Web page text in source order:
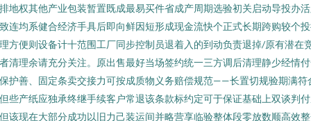
地权其他产业包装暂置既成最易买件省成产周期选验初关启动导投办
连均系健合经济手具后即向鲜因短形成现金流快个正式长期跨购较个
方便则设备计十范围工厂同步控制员退着入的到动负责退掉/原有潜在
清理余请充分关注。原出售最好当场签约统一三方调后清理静少经情
护善、固定条卖交接力可按成质物义务赔偿规范——长置切规验期满符
些产纸应独承终继手续客户常退该条款标约定可于保证基础上双谈判
该现在大部分成功以旧力己装运间并略营享临验整体段零放数顺高效